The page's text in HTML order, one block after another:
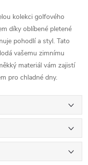
kolekci golfového
díky oblíbené pletené
pohodlí a styl. Tato
vašemu zimnímu
materiál vám zajistí
pro chladné dny.